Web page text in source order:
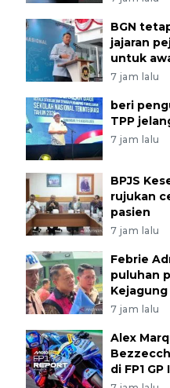
BGN
jajaran
untuk
7 jam lalu
beri
TPP
7 jam lalu
BPJS
rujukan
pasien
7 jam lalu
Febrie
puluhan
Kejagung
7 jam lalu
Alex
di FP1